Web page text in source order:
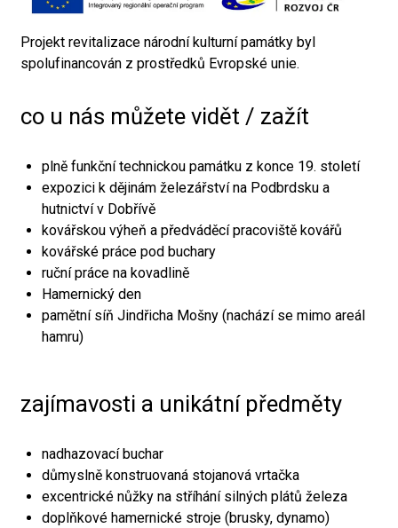
Projekt revitalizace národní kulturní památky byl
spolufinancován z prostředků Evropské unie.
co u nás můžete vidět / zažít
plně funkční technickou památku z konce 19. století
expozici k dějinám železářství na Podbrdsku a
hutnictví v Dobřívě
kovářskou výheň a předváděcí pracoviště kovářů
kovářské práce pod buchary
ruční práce na kovadlině
Hamernický den
pamětní síň Jindřicha Mošny (nachází se mimo areál
hamru)
zajímavosti a unikátní předměty
nadhazovací buchar
důmyslně konstruovaná stojanová vrtačka
excentrické nůžky na stříhání silných plátů železa
doplňkové hamernické stroje (brusky, dynamo)